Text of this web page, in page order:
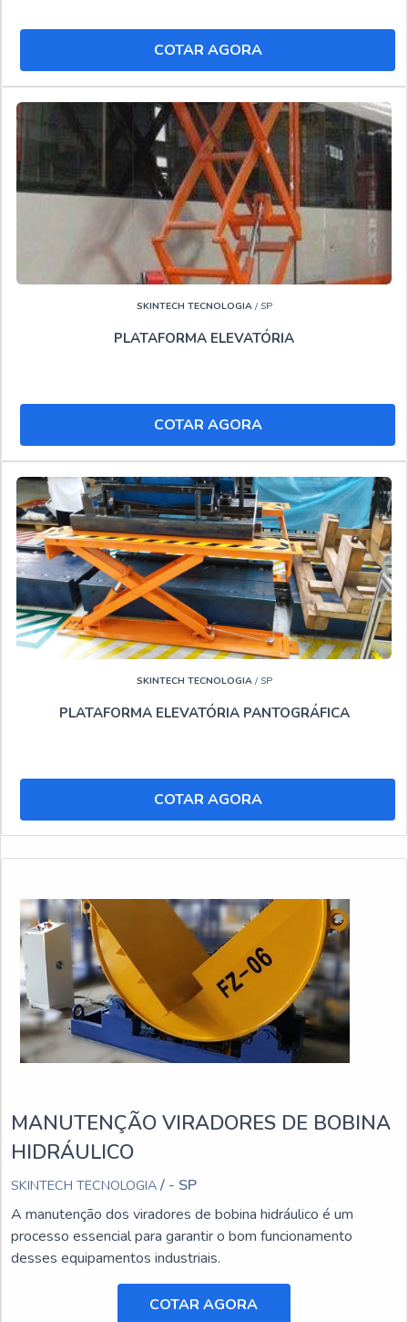
altamente qualificada
precursora em tecnologia
referência no segmento
líder do segmento
VEJA AQUI MAIS INFORMAÇÕES RELEVANTES
SOBRE O SOLUÇÕES INDUSTRIAIS:
NO Soluções Industriais você pode ter tudo que precisa
quando o assunto for Alugar plataforma elevatória
Governador Valadares. Líder em qualidade, a empresa
oferece uma variedade de ítens como Aluguel de
ótima qualidade e tecnologia de ponta onde, agregando a
uma equipe com profissionais especializados e chat com
atendimento humano, comprova sua essência de trazer o
melhor para seus clientes.."
COTAR AGORA
SKINTECH TECNOLOGIA/ SP
PLATAFORMA ELEVATÓRIA
COTAR AGORA
SKINTECH TECNOLOGIA/ SP
PLATAFORMA ELEVATÓRIA PANTOGRÁFICA
COTAR AGORA
MANUTENÇÃO VIRADORES DE BOBINA
HIDRÁULICO
SKINTECH TECNOLOGIA / - SP
A manutenção dos viradores de bobina hidráulico é um
processo essencial para garantir o bom funcionamento
desses equipamentos industriais.
COTAR AGORA